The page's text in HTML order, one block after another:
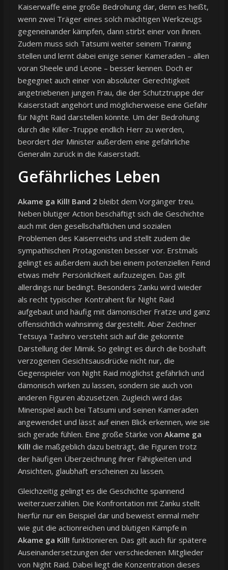
Kaiserwaffe eine große Bedrohung dar, denn es heißt,
wenn zwei Träger eines solch mächtigen Werkzeugs
gegeneinander kämpfen, dann stirbt einer von ihnen.
Zudem muss sich Tatsumi weiter seinem Training
stellen und lernt dabei einige seiner Kameraden – allen
voran Sheele und Leone – besser kennen. Doch er
begegnet auch einer von absoluter Gerechtigkeit
angetriebenen jungen Frau, die der Schutztruppe der
Kaiserstadt angehört und möglicherweise eine Gefahr
für Night Raid darstellen könnte. Um der Bedrohung
durch die Killer-Truppe endlich Herr zu werden,
beordert der Minister außerdem eine gefährliche
Generalin zurück in die Kaiserstadt.
Gefährliches Leben
Akame ga Kill! Band 2 bleibt dem Vorgänger treu.
Neben blutiger Action beschäftigt sich die Geschichte
auch mit den gesellschaftlichen und sozialen
Problemen des Kaiserreichs und stellt zudem die
sympathischen Protagonisten besser vor. Erstmals
gelingt es außerdem auch bei einem potenziellen Feind
etwas mehr Persönlichkeit aufzuzeigen. Das gilt
allerdings nur bedingt. Besonders Zanku wird wieder
als recht typischer Kontrahent für Night Raid
aufgebaut und häufig mit dämonischer Fratze und ganz
offensichtlich wahnsinnig dargestellt. Aber Zeichner
Tetsuya Tashiro versteht sich auf die gekonnte
Darstellung der Mimik. So gelingt es durch die boshaft
verzogenen Gesichtsausdrücke nicht nur, die
Gegenspieler von Night Raid möglichst gefährlich und
dämonisch wirken zu lassen, sondern sie auch von
anderen Figuren abzusetzen. Zugleich wird das
Minenspiel auch bei Tatsumi und seinen Kameraden
angewendet und lässt auf einen Blick erkennen, wie sie
sich gerade fühlen. Eine große Stärke von Akame ga
Kill! die maßgeblich dazu beiträgt, die Figuren trotz
der häufigen Überzeichnung ihrer Fähigkeiten und
Ansichten, glaubhaft erscheinen zu lassen.
Gleichzeitig gelingt es die Geschichte spannend
weiterzuerzählen. Die Konfrontation mit Zanku stellt
hierfür nur ein Beispiel dar und beweist einmal mehr
wie gut die actionreichen und blutigen Kämpfe in
Akame ga Kill! funktionieren. Das gilt auch für spätere
Auseinandersetzungen der verschiedenen Mitglieder
von Night Raid. Dabei liegt die Konzentration dieses